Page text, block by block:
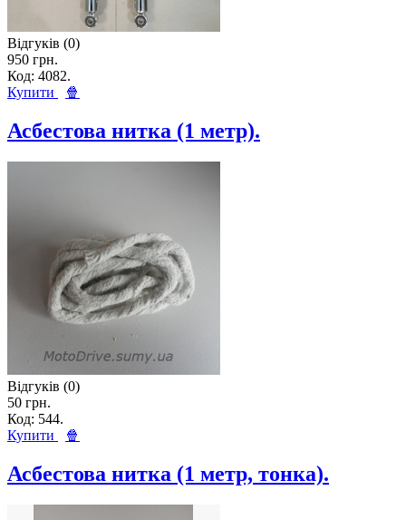
Відгуків (0)
950 грн.
Код: 4082.
Купити
🍿
Асбестова нитка (1 метр).
Відгуків (0)
50 грн.
Код: 544.
Купити
🍿
Асбестова нитка (1 метр, тонка).